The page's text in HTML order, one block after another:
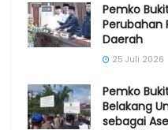
Pemko
Perubahan
Daerah
25 Juli 2026
Pemko
Belakang
sebagai